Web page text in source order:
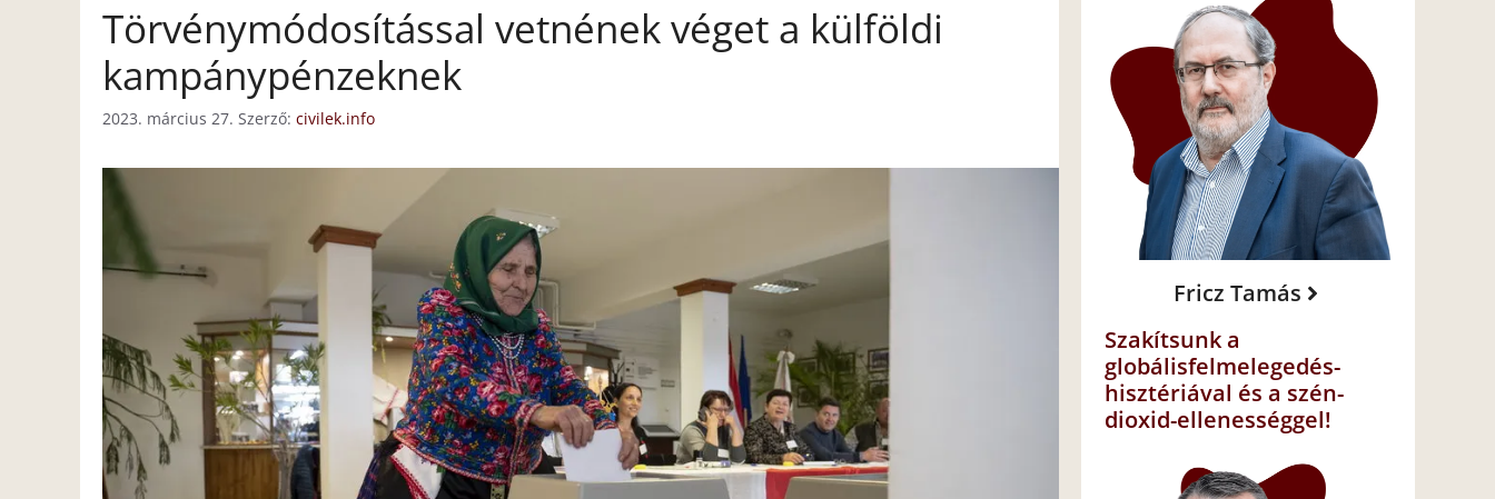
Törvénymódosítással vetnének véget a külföldi
kampánypénzeknek
2023. március 27. Szerző: civilek.info
Fricz Tamás
Szakítsunk a
globálisfelmelegedés-
hisztériával és a szén-
dioxid-ellenességgel!